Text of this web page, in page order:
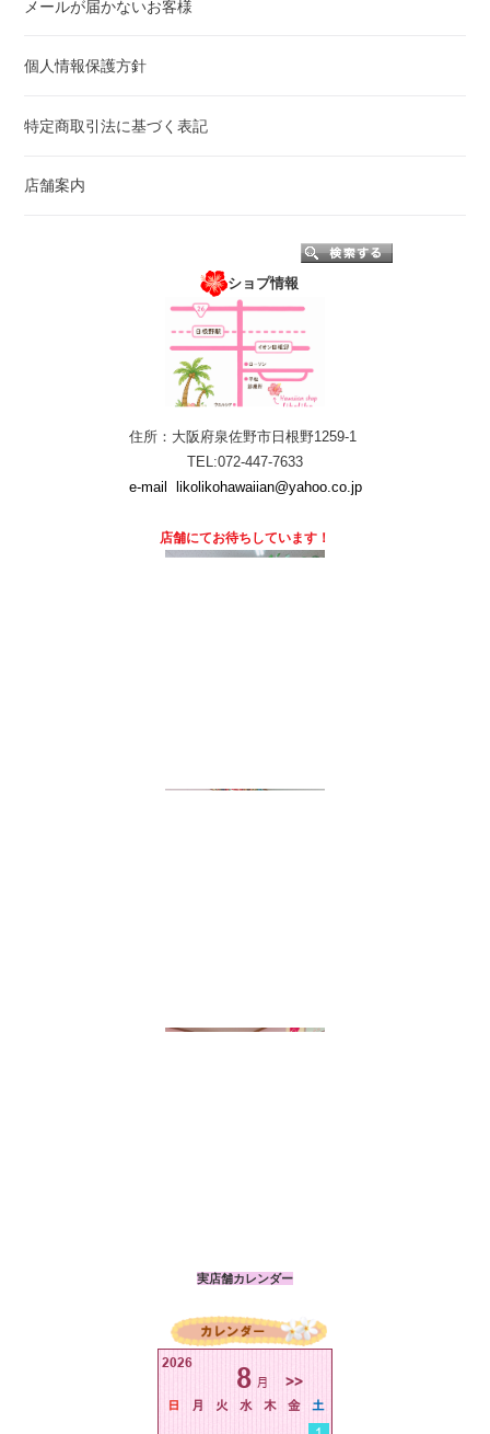
メールが届かないお客様
個人情報保護方針
特定商取引法に基づく表記
店舗案内
ショプ情報
住所：大阪府泉佐野市日根野1259-1
TEL:072-447-7633
e-mail
likolikohawaiian@yahoo.co.jp
店舗にてお待ちしています！
実店舗カレンダー